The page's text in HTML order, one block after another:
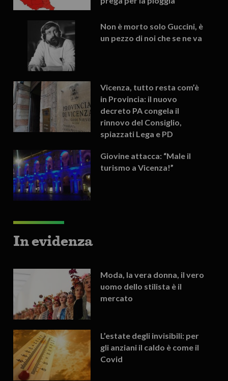
Non è morto solo Guccini, è
un pezzo di noi che se ne va
Vicenza, tutto resta com’è
in Provincia: il nuovo
decreto PA congela il
rinnovo del Consiglio,
spiazzati Lega e PD
Giovine attacca: “Male il
turismo a Vicenza!”
In evidenza
Moda, la vera donna, il vero
uomo dello stilista è il
mercato
L’estate degli invisibili: per
gli anziani il caldo è come il
Covid